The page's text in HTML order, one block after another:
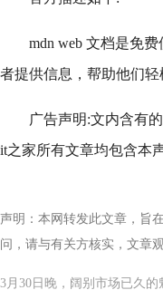
mdn web 文档是免
者提供信息，帮助他们轻
广告声明:文内含有
it之家所有文章均包含本声
声明：本网转发此文章，旨
问，请与有关方核实，文章
3月30日晚，阔别市场已久